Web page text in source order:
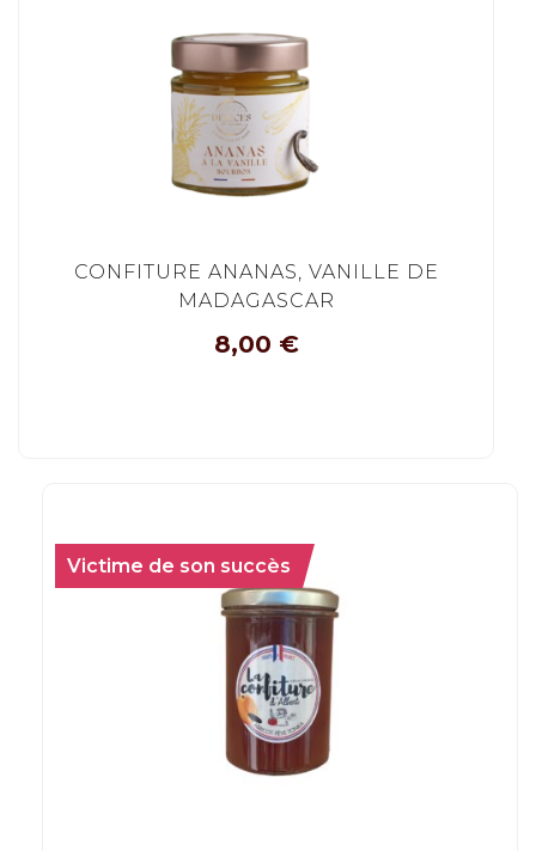
CONFITURE ANANAS, VANILLE DE
MADAGASCAR
8,00 €
Victime de son succès